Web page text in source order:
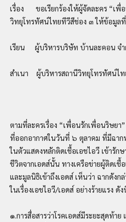
เรื่อง ขอเรียกร้องให้ผู้จัดละคร “เพื่
วิทยุโทรทัศน์ไทยทีวีสีช่อง ๓ ให้ข้อมูลที่
เรียน ผู้บริหารบริษัท บ้านละคอน จำ
สำเนา ผู้บริหารสถานีวิทยุโทรทัศน์ไ
ตามที่ละครเรื่อง “เพื่อนรักเพื่อนริษย
ที่ออกอากาศในวันที่ ๖ ตุลาคม ที่มีฉาก
ในตัวแสดงหลักติดเชื้อเอชไอวี เข้ารัก
ชีวิตจากเอดส์นั้น ทางเครือข่ายผู้ติดเชื้
และมูลนิธิเข้าถึงเอดส์ เห็นว่า ฉากดังก
ในเรื่องเอชไอวี/เอดส์ อย่างร้ายแรง ดัง
๑.การสื่อสารว่าโรคเอดส์มีระยะสุดท้าย